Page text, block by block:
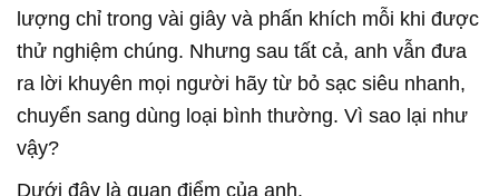
lượng chỉ trong vài giây và phấn khích mỗi khi được
thử nghiệm chúng. Nhưng sau tất cả, anh vẫn đưa
ra lời khuyên mọi người hãy từ bỏ sạc siêu nhanh,
chuyển sang dùng loại bình thường. Vì sao lại như
vậy?
Dưới đây là quan điểm của anh.